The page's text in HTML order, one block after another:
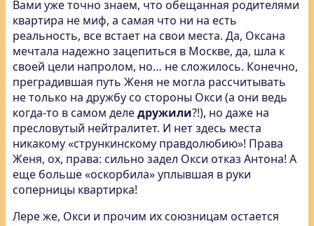
Вами уже точно знаем, что обещанная родителями
квартира не миф, а самая что ни на есть
реальность, все встает на свои места. Да, Оксана
мечтала надежно зацепиться в Москве, да, шла к
своей цели напролом, но… не сложилось. Конечно,
преградившая путь Женя не могла рассчитывать
не только на дружбу со стороны Окси (а они ведь
когда-то в самом деледружили?!), но даже на
пресловутый нейтралитет. И нет здесь места
никакому «стрункинскому правдолюбию»! Права
Женя, ох, права: сильно задел Окси отказ Антона! А
еще больше «оскорбила» уплывшая в руки
соперницы квартирка!
Лере же, Окси и прочим их союзницам остается